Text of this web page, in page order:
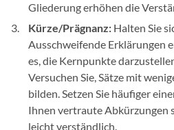
Gliederung erhöhen die
Kürze/Prägnanz: Halten Sie
Ausschweifende Erklärungen
es, die Kernpunkte
Versuchen Sie, Sätze mit
bilden. Setzen Sie häufiger
Ihnen vertraute Abkürzungen
leicht verständlich.